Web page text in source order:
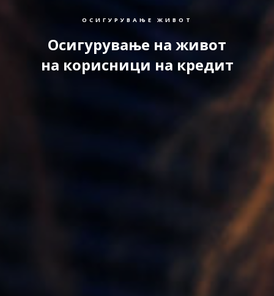
ОСИГУРУВАЊЕ ЖИВОТ
Осигурување на живот
на корисници на кредит